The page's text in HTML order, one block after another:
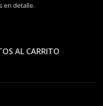
en detalle.
AL CARRITO